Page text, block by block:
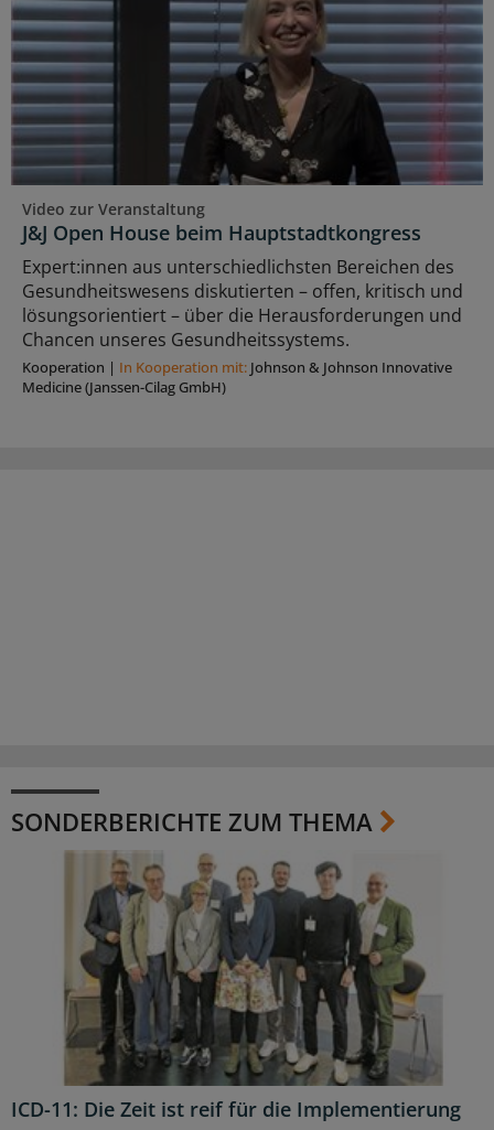
Video zur Veranstaltung
J&J Open House beim Hauptstadtkongress
Expert:innen aus unterschiedlichsten Bereichen des
Gesundheitswesens diskutierten – offen, kritisch und
lösungsorientiert – über die Herausforderungen und
Chancen unseres Gesundheitssystems.
Kooperation | In Kooperation mit: Johnson & Johnson Innovative
Medicine (Janssen-Cilag GmbH)
SONDERBERICHTE ZUM THEMA
ICD-11: Die Zeit ist reif für die Implementierung